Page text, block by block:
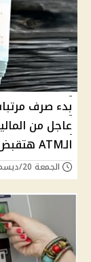
الـATM هتقبض كام بعد قرار الحكومة؟
الجمعة 20/ديسمبر/2024 - 07:04 ص